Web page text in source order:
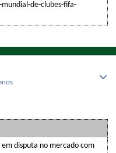
de-clubes-fifa-
em disputa no mercado com